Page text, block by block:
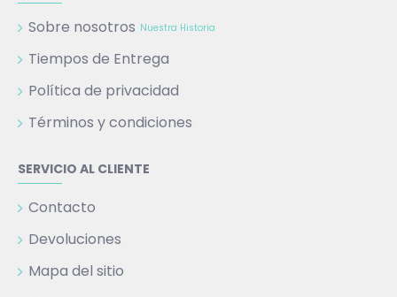
Sobre nosotros Nuestra Historia
Tiempos de Entrega
Política de privacidad
Términos y condiciones
SERVICIO AL CLIENTE
Contacto
Devoluciones
Mapa del sitio